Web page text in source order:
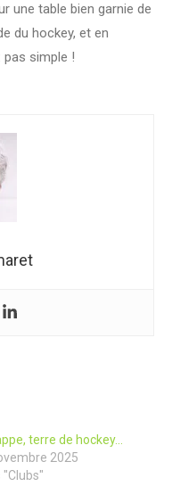
une table bien garnie de
du hockey, et en
simple !
terre de hockey…
2025
"Clubs"